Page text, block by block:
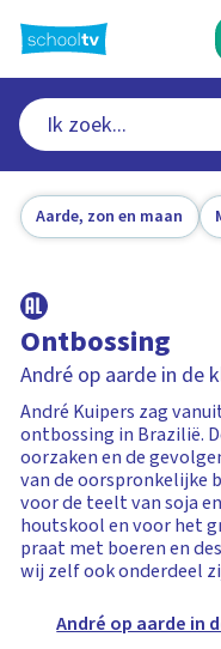
naar
hoofdinhoud
Aarde, zon en maan
Ontbossing
André op aarde in de
André Kuipers zag
ontbossing in Brazilië.
oorzaken en de
van de oorspronkelijke
voor de teelt van soja
houtskool en voor het
praat met boeren en
wij zelf ook onderdeel
André op aarde in